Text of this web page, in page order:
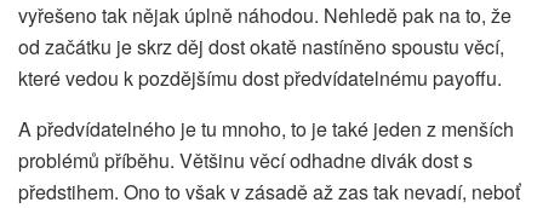
vyřešeno tak nějak úplně náhodou. Nehledě pak na to, že
od začátku je skrz děj dost okatě nastíněno spoustu věcí,
které vedou k pozdějšímu dost předvídatelnému payoffu.
A předvídatelného je tu mnoho, to je také jeden z menších
problémů příběhu. Většinu věcí odhadne divák dost s
předstihem. Ono to však v zásadě až zas tak nevadí, neboť